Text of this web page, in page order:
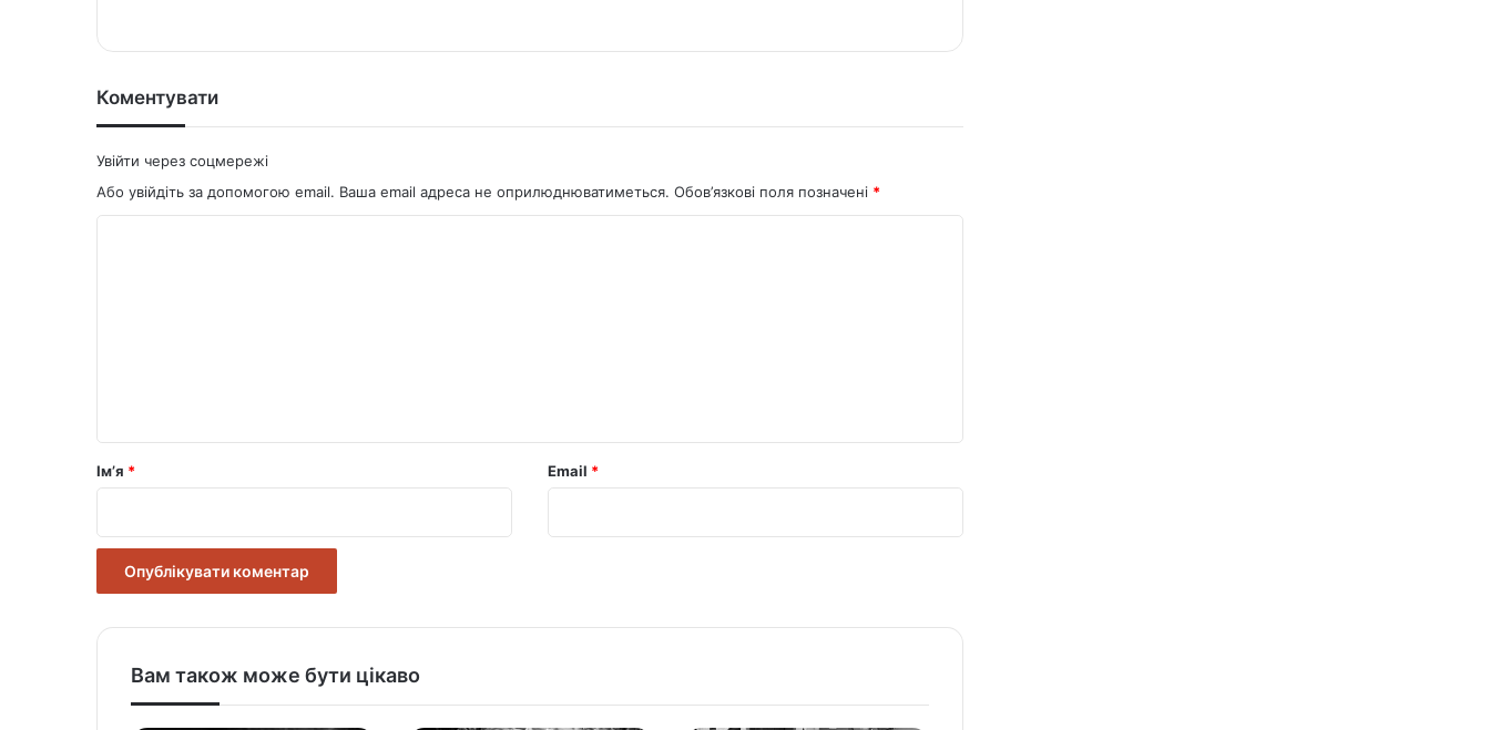
ok
Коментувати
Увійти через соцмережі
Або увійдіть за допомогою email. Ваша email адреса не оприлюднюватиметься. Обов’язкові поля позначені *
р
*
Ім’я * Email *
Вам також може бути цікаво